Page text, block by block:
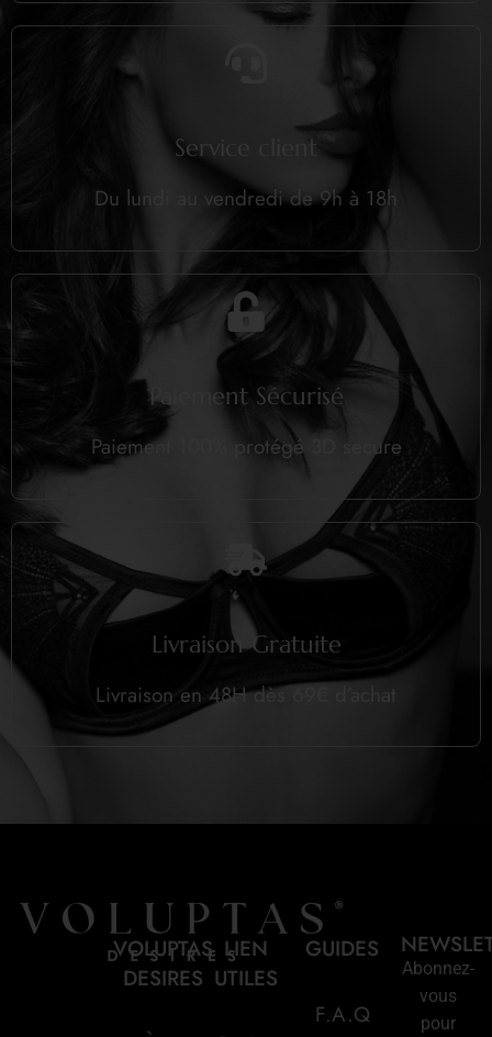
Service client
Du lundi au vendredi de 9h à 18h
Paiement Sécurisé
Paiement 100% protégé 3D secure
Livraison Gratuite
Livraison en 48H dès 69€ d’achat
VOLUPTAS
DESIRES
LIEN
UTILES
GUIDES
F.A.Q
Abonnez-
vous
pour